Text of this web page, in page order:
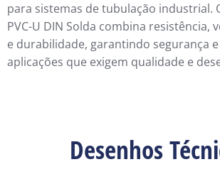
para sistemas de tubulação industrial.
PVC-U DIN Solda combina resistência,
e durabilidade, garantindo segurança
aplicações que exigem qualidade e
Desenhos